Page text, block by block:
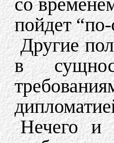
пойдет
Другие
в
Нечего и